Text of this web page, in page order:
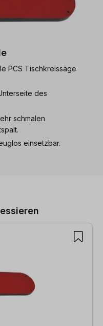
PCS Tischkreissäge
des
schmalen
einsetzbar.